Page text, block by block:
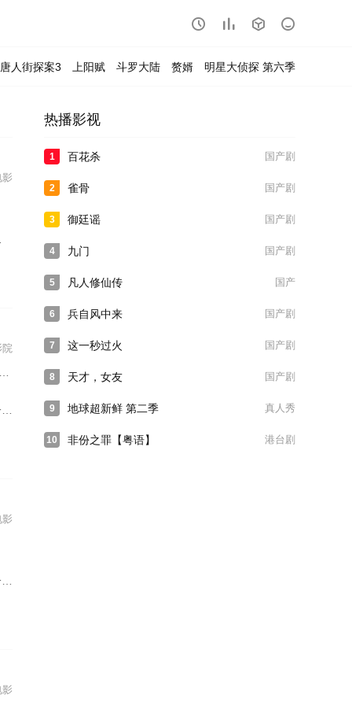
   
唐人街探案3 上阳赋 斗罗大陆 赘婿 明星大侦探 第六季
影
院
影
影
热播影视
1 国产剧
百花杀
2 国产剧
雀骨
3 国产剧
御廷谣
4 国产剧
九门
5 国产
凡人修仙传
6 国产剧
兵自风中来
7 国产剧
这一秒过火
8 国产剧
天才，女友
9 真人秀
地球超新鲜 第二季
10 港台剧
非份之罪【粤语】